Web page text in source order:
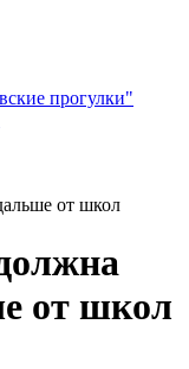
прогулки"
от школ
от школ